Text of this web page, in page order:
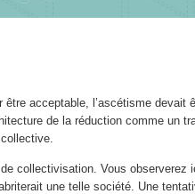
être acceptable, l’ascétisme devait
de la réduction comme un
collectivisation. Vous observerez
une telle société. Une